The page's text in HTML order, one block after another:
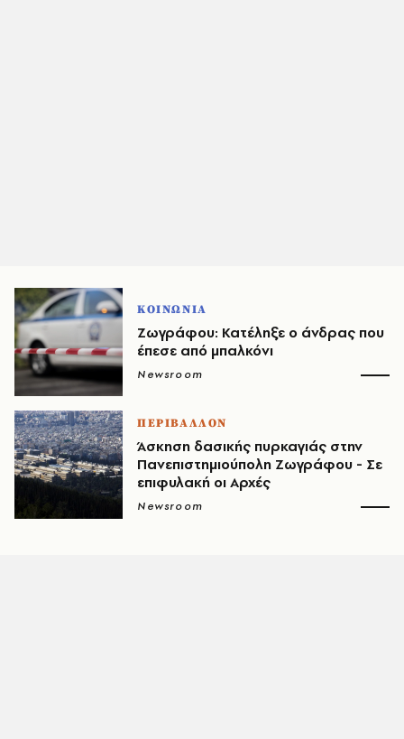
ΚΟΙΝΩΝΙΑ
Ζωγράφου: Κατέληξε ο άνδρας που
έπεσε από μπαλκόνι
Newsroom
ΠΕΡΙΒΑΛΛΟΝ
Άσκηση δασικής πυρκαγιάς στην
Πανεπιστημιούπολη Ζωγράφου - Σε
επιφυλακή οι Αρχές
Newsroom